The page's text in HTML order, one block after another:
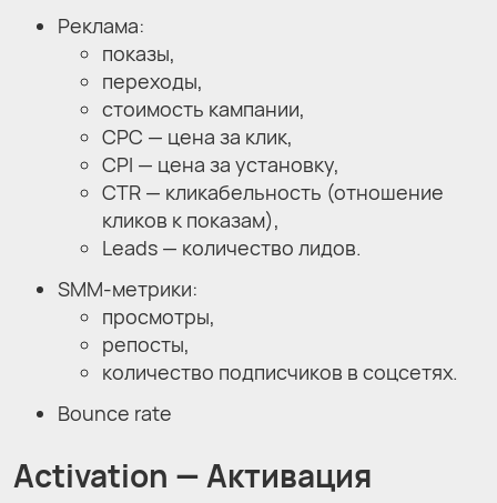
Реклама:
показы,
переходы,
стоимость кампании,
CPC — цена за клик,
CPI — цена за установку,
СTR — кликабельность (отношение
кликов к показам),
Leads — количество лидов.
SMM-метрики:
просмотры,
репосты,
количество подписчиков в соцсетях.
Bounce rate
Activation — Активация